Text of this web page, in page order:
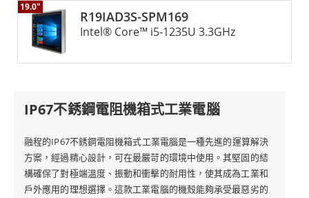
R19IAD3S-SPM169
19.0"
Intel® Core™ i5-1235U 3.3GHz
IP67不銹鋼電阻機箱式工業電腦
融程的IP67不銹鋼電阻機箱式工業電腦是一種先進的運算解決
方案，經過精心設計，可在最嚴苛的環境中使用。其堅固的結
構確保了對極端溫度、振動和衝擊的耐用性，使其成為工業和
戶外應用的理想選擇。這款工業電腦的機殼能夠承受最惡劣的